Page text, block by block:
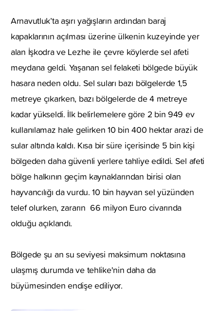
Arnavutluk’ta aşırı yağışların ardından baraj
kapaklarının açılması üzerine ülkenin kuzeyinde yer
alan İşkodra ve Lezhe ile çevre köylerde sel afeti
meydana geldi. Yaşanan sel felaketi bölgede büyük
hasara neden oldu. Sel suları bazı bölgelerde 1,5
metreye çıkarken, bazı bölgelerde de 4 metreye
kadar yükseldi. İlk belirlemelere göre 2 bin 949 ev
kullanılamaz hale gelirken 10 bin 400 hektar arazi de
sular altında kaldı. Kısa bir süre içerisinde 5 bin kişi
bölgeden daha güvenli yerlere tahliye edildi. Sel afeti
bölge halkının geçim kaynaklarından birisi olan
hayvancılığı da vurdu. 10 bin hayvan sel yüzünden
telef olurken, zararın 66 milyon Euro civarında
olduğu açıklandı.
Bölgede şu an su seviyesi maksimum noktasına
ulaşmış durumda ve tehlike'nin daha da
büyümesinden endişe ediliyor.